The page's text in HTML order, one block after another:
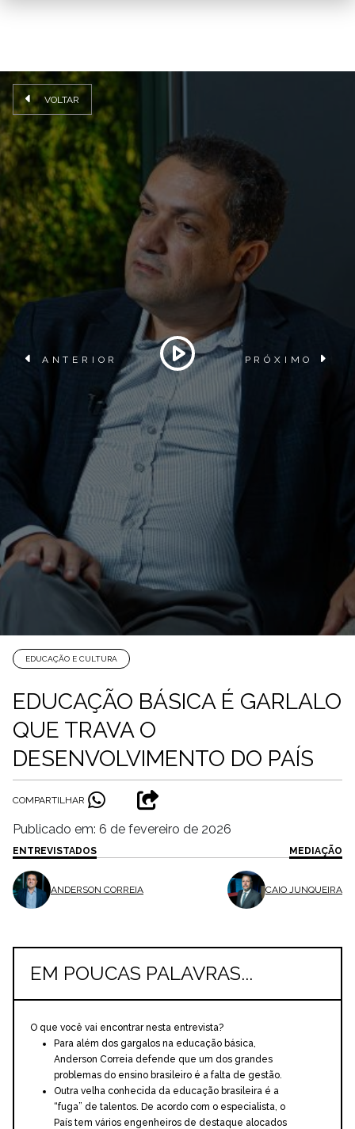
VOLTAR
ANTERIOR PRÓXIMO
EDUCAÇÃO E CULTURA
EDUCAÇÃO BÁSICA É GARLALO
QUE TRAVA O
DESENVOLVIMENTO DO PAÍS
COMPARTILHAR
Publicado em: 6 de fevereiro de 2026
ENTREVISTADOS
ANDERSON CORREIA
MEDIAÇÃO
CAIO JUNQUEIRA
EM POUCAS PALAVRAS...
O que você vai encontrar nesta entrevista?
Para além dos gargalos na educação básica,
Anderson Correia defende que um dos grandes
problemas do ensino brasileiro é a falta de gestão.
Outra velha conhecida da educação brasileira é a
“fuga” de talentos. De acordo com o especialista, o
País tem vários engenheiros de destaque alocados